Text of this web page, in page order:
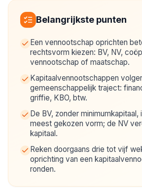
Belangrijkste punten
Een vennootschap oprichten
rechtsvorm kiezen: BV, NV,
vennootschap of maatschap.
Kapitaalvennootschappen
gemeenschappelijk traject:
griffie, KBO, btw.
De BV, zonder minimumkapitaal,
meest gekozen vorm; de NV
kapitaal.
Reken doorgaans drie tot vijf
oprichting van een
ronden.